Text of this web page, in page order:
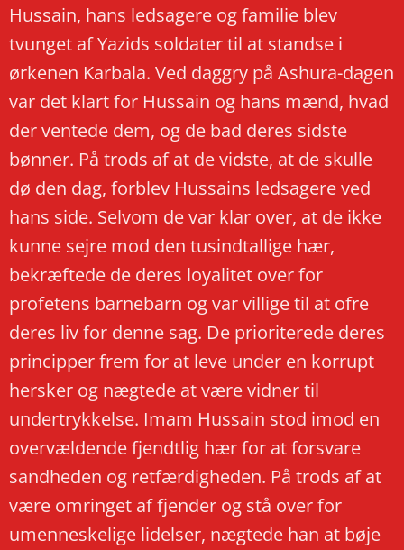
Hussain, hans ledsagere og familie blev
tvunget af Yazids soldater til at standse i
ørkenen Karbala. Ved daggry på Ashura-dagen
var det klart for Hussain og hans mænd, hvad
der ventede dem, og de bad deres sidste
bønner. På trods af at de vidste, at de skulle
dø den dag, forblev Hussains ledsagere ved
hans side. Selvom de var klar over, at de ikke
kunne sejre mod den tusindtallige hær,
bekræftede de deres loyalitet over for
profetens barnebarn og var villige til at ofre
deres liv for denne sag. De prioriterede deres
principper frem for at leve under en korrupt
hersker og nægtede at være vidner til
undertrykkelse. Imam Hussain stod imod en
overvældende fjendtlig hær for at forsvare
sandheden og retfærdigheden. På trods af at
være omringet af fjender og stå over for
umenneskelige lidelser, nægtede han at bøje